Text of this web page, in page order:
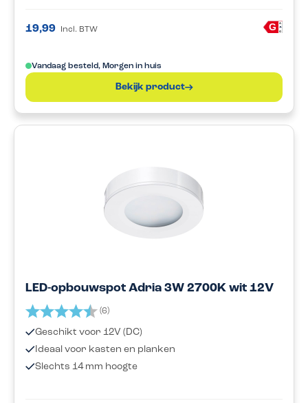
19,99 Incl. BTW G A
G
Vandaag besteld, Morgen in huis
Bekijk product
LED-opbouwspot Adria 3W 2700K wit 12V
Beoordeling: (6)
Geschikt voor 12V (DC)
Ideaal voor kasten en planken
Slechts 14 mm hoogte